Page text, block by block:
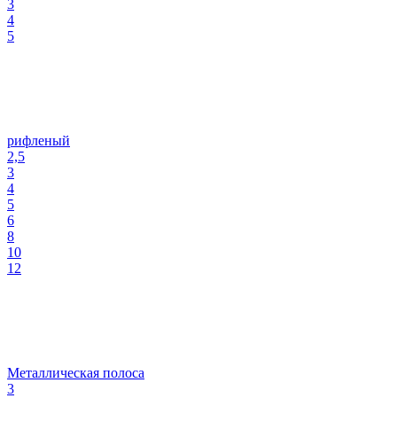
3
4
5
рифленый
2,5
3
4
5
6
8
10
12
Металлическая полоса
3